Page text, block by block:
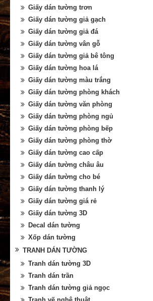
Giấy dán tường trơn
Giấy dán tường giả gạch
Giấy dán tường giả đá
Giấy dán tường vân gỗ
Giấy dán tường giả bê tông
Giấy dán tường hoa lá
Giấy dán tường màu trắng
Giấy dán tường phòng khách
Giấy dán tường văn phòng
Giấy dán tường phòng ngủ
Giấy dán tường phòng bếp
Giấy dán tường phòng thờ
Giấy dán tường cao cấp
Giấy dán tường châu âu
Giấy dán tường cho bé
Giấy dán tường thanh lý
Giấy dán tường giá rẻ
Giấy dán tường 3D
Decal dán tường
Xốp dán tường
TRANH DÁN TƯỜNG
Tranh dán tường 3D
Tranh dán trần
Tranh dán tường giả ngọc